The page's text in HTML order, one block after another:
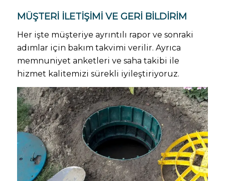
MÜŞTERI İLETIŞIMI VE GERI BILDIRIM
Her işte müşteriye ayrıntılı rapor ve sonraki
adımlar için bakım takvimi verilir. Ayrıca
memnuniyet anketleri ve saha takibi ile
hizmet kalitemizi sürekli iyileştiriyoruz.